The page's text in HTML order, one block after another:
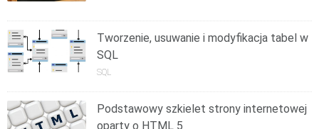
Tworzenie, usuwanie i modyfikacja tabel w
SQL
SQL
Podstawowy szkielet strony internetowej
oparty o HTML 5